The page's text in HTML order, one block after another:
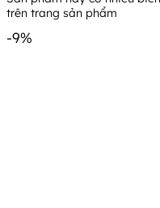
trên trang sản phẩm
-9%